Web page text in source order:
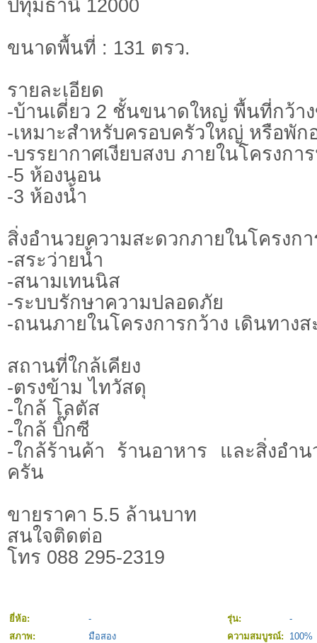
ปทุมธานี 12000
ขนาดพื้นที่ : 131 ตรว.
รายละเอียด
-บ้านเดี่ยว 2 ชั้นขนาดใหญ่ พื้นที่กว้าง
-เหมาะสำหรับครอบครัวใหญ่ หรือพั
-บรรยากาศเงียบสงบ ภายในโครงกา
-5 ห้องนอน
-3 ห้องน้ำ
สิ่งอำนวยความสะดวกภายในโครงกา
-สระว่ายน้ำ
-สนามเทนนิส
-ระบบรักษาความปลอดภัย
-ถนนภายในโครงการกว้าง เดินทาง
สถานที่ใกล้เคียง
-ตรงข้าม ไทวัสดุ
-ใกล้ โลตัส
-ใกล้ บิ๊กซี
-ใกล้ร้านค้า ร้านอาหาร และสิ่งอำ
ครัน
ขายราคา 5.5 ล้านบาท
สนใจติดต่อ
โทร 088 295-2319
ยี่ห้อ: - รุ่น:
-
สภาพ:
มือสอง ความสมบูรณ์:
100%